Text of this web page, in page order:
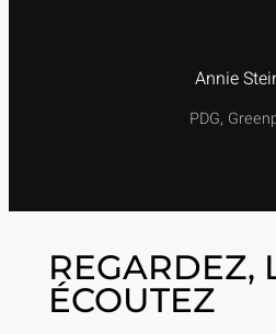
Annie
PDG,
REGARDEZ,
ÉCOUTEZ